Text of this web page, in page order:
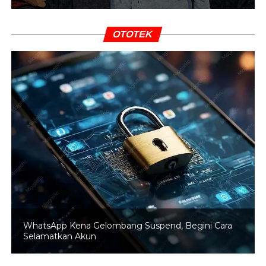
penyimpanan HDD.
Cara untuk mengatasinya tentu membatasi program yang
sedang kamu buka atau menambahkan ruang pada RAM
dan mengganti ruang penyimpanan menjadi SSD.
2. Program Startup Terlalu Banyak
Selanjutnya adalah mengizinkan terlalu banyak program
untuk menyala secara otomatis saat kamu membuka PC
alias
program startup. Hal ini akan membebani kinerja
prosesor.
Program startup ini akan membebani PC kamu diawal
saja, tapi tetap saja dapat menjadi hal yang
menyebalkan. Untuk mengatasinya, kamu dapat masuk
keTask Manager (Ctrl+Shift+Esc).
Lalu, masuk ke kolom
dan disable aplikasi yang
OTOTEK
WhatsApp Kena Gelombang Suspend, Begini Cara
Selamatkan Akun